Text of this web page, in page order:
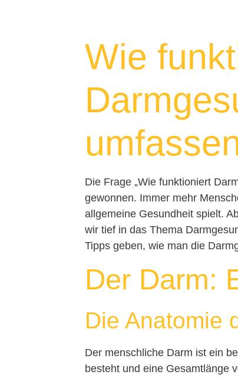
Wie
Die Frage „Wie funktioniert
gewonnen. Immer mehr
allgemeine Gesundheit spielt.
wir tief in das Thema
Tipps geben, wie man die
Der Darm:
Die Anatomie
Der menschliche Darm ist ein
besteht und eine Gesamtlänge